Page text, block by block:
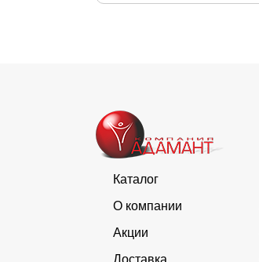
Каталог
О компании
Акции